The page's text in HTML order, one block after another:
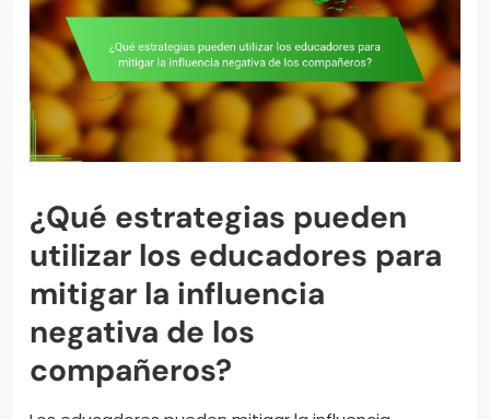
¿Qué estrategias pueden
utilizar los educadores para
mitigar la influencia
negativa de los
compañeros?